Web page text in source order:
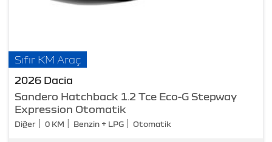
Sıfır KM Araç
2026 Dacia
Sandero Hatchback 1.2 Tce Eco-G Stepway
Expression Otomatik
Diğer 0 KM Benzin + LPG Otomatik